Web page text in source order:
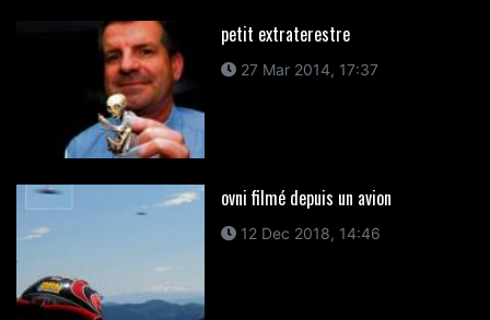
petit extraterestre
27 Mar 2014, 17:37
ovni filmé depuis un avion
12 Dec 2018, 14:46